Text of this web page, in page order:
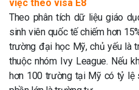
việc theo visa E8
Theo phân tích dữ liệu giáo
sinh viên quốc tế chiếm hơn
trường đại học Mỹ, chủ yếu là
thuộc nhóm Ivy League. Nếu
hơn 100 trường tại Mỹ có tỷ lệ